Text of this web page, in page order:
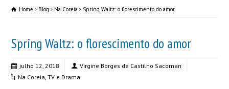
Home Blog Na Coreia Spring Waltz: o florescimento do amor
Spring Waltz: o florescimento do amor
julho 12, 2018
Virgine Borges de Castilho Sacoman
Na Coreia,TV e Drama